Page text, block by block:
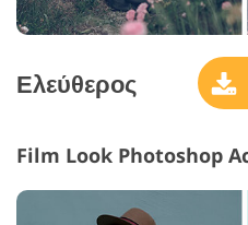
Ελεύθερος
Film Look Photoshop